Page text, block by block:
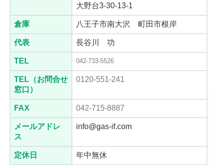
大野台3-30-13-1
倉庫 八王子市南大沢 町田市根岸
代表 長谷川 功
TEL 042-733-5526
TEL （お問合せ
窓口）
0120-551-241
FAX 042-715-8887
メールアドレ
ス
info@gas-if.com
定休日 年中無休